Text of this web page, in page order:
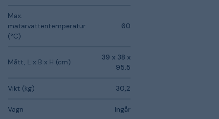
Max.
matarvattentemperatur
(°C)
60
Mått, L x B x H (cm)
39 x 38 x
95.5
Vikt (kg) 30,2
Vagn Ingår